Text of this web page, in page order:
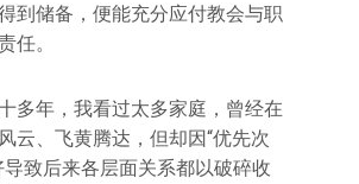
到储备，便能充分应付教会与职
任。
多年，我看过太多家庭，曾经在
云、飞黄腾达，但却因“优先次
导致后来各层面关系都以破碎收